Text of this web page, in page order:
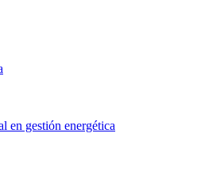
en gestión energética